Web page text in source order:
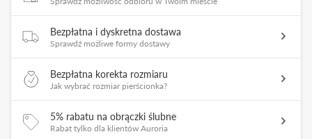
Bezpłatna i dyskretna dostawa
Sprawdź możliwe formy dostawy
Bezpłatna korekta rozmiaru
Jak wybrać rozmiar pierścionka?
5% rabatu na obrączki ślubne
Rabat tylko dla klientów Auroria